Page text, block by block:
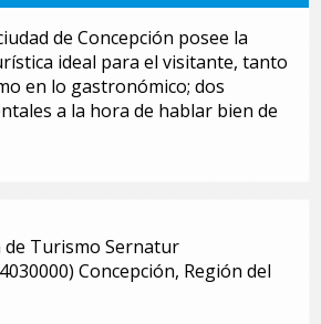
de Concepción posee la
ideal para el visitante, tanto
en lo gastronómico; dos
a la hora de hablar bien de
de Turismo Sernatur
Concepción, Región del